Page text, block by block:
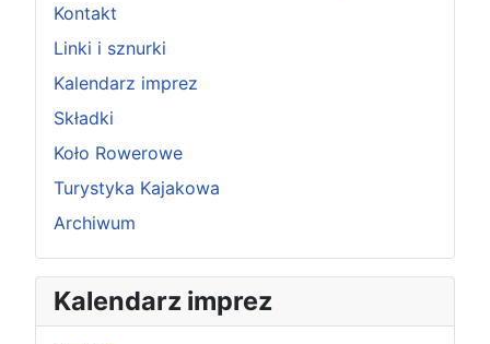
Kontakt
Linki i sznurki
Kalendarz imprez
Składki
Koło Rowerowe
Turystyka Kajakowa
Archiwum
Kalendarz imprez
P
o
p
P
o
p
N
a
s
N
a
s